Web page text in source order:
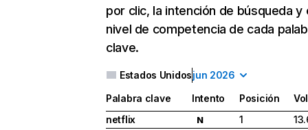
por clic, la intención de búsqueda y
nivel de competencia de cada
clave.
Estados Unidosjun 2026
Palabra clave Intento Posición
netflix
N 1